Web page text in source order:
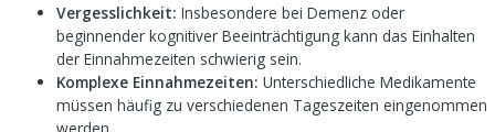
Vergesslichkeit: Insbesondere bei Demenz oder
beginnender kognitiver Beeinträchtigung kann das Einhalten
der Einnahmezeiten schwierig sein.
Komplexe Einnahmezeiten: Unterschiedliche Medikamente
müssen häufig zu verschiedenen Tageszeiten eingenommen